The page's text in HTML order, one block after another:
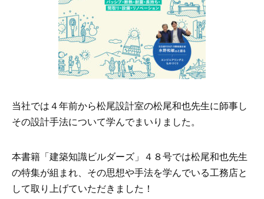
当社では４年前から松尾設計室の松尾和也先生に師事し
その設計手法について学んでまいりました。
本書籍「建築知識ビルダーズ」４８号では松尾和也先生
の特集が組まれ、その思想や手法を学んでいる工務店と
して取り上げていただきました！